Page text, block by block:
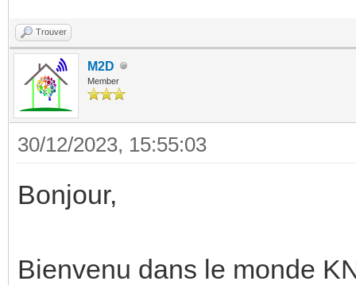
Trouver
M2D
Member
30/12/2023, 15:55:03
Bonjour,
Bienvenu dans le monde